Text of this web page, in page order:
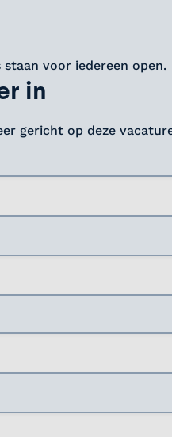
voor iedereen open.
in
gericht op deze